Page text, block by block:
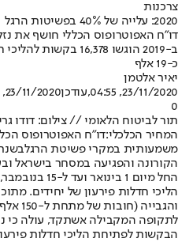
צרכנות
2020: עלייה של 40% בפשיטות הרגל
דו"ח האפוטרופוס הכללי חושף את
ב-2019 הוגשו 16,378
כ-19 אלף
יאיר אלטמן
23/11/2020, 04:55
,עודכן23/11/2020, 11:58
0
תור לביטוח הלאומי // צילום: דודו
המחיר הכלכלי:דו"ח האפוטרופוס
משמעותית במקרי פשיטת הרגל
הקורונה והפגיעה במסחר בישראל
הבקשות לפתיחת הליכי חדלות פירעון, (13,441 בתקופה